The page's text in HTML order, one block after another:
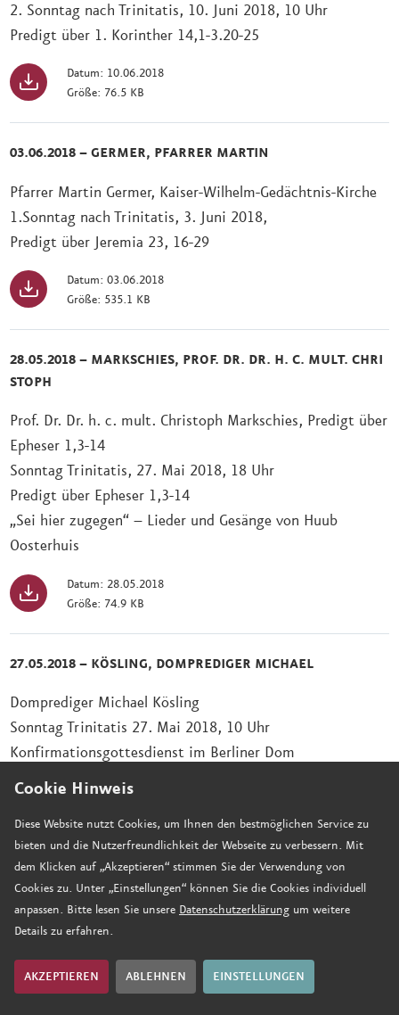
Cookie Hinweis
Diese Website nutzt Cookies, um Ihnen den bestmöglichen Service zu
bieten und die Nutzerfreundlichkeit der Webseite zu verbessern. Mit
dem Klicken auf „Akzeptieren“ stimmen Sie der Verwendung von
Cookies zu. Unter „Einstellungen“ können Sie die Cookies individuell
anpassen. Bitte lesen Sie unsere Datenschutzerklärung um weitere
Details zu erfahren.
AKZEPTIEREN ABLEHNEN EINSTELLUNGEN
2. Sonntag nach Trinitatis, 10. Juni 2018, 10 Uhr
Predigt über 1. Korinther 14,1-3.20-25
Datum: 10.06.2018
Größe: 76.5 KB
03.06.2018 – GERMER, PFARRER MARTIN
Pfarrer Martin Germer, Kaiser-Wilhelm-Gedächtnis-Kirche
1.Sonntag nach Trinitatis, 3. Juni 2018,
Predigt über Jeremia 23, 16-29
Datum: 03.06.2018
Größe: 535.1 KB
28.05.2018 – MARKSCHIES, PROF. DR. DR. H. C. MULT. CHRI
STOPH
Prof. Dr. Dr. h. c. mult. Christoph Markschies, Predigt über
Epheser 1,3-14
Sonntag Trinitatis, 27. Mai 2018, 18 Uhr
Predigt über Epheser 1,3-14
„Sei hier zugegen“ – Lieder und Gesänge von Huub
Oosterhuis
Datum: 28.05.2018
Größe: 74.9 KB
27.05.2018 – KÖSLING, DOMPREDIGER MICHAEL
Domprediger Michael Kösling
Sonntag Trinitatis 27. Mai 2018, 10 Uhr
Konfirmationsgottesdienst im Berliner Dom
Predigt über Epheser 1, 3-14
Datum: 27.05.2018
21.05.2018 – MÜLLER, DOMPREDIGER THOMAS C.
Domprediger Thomas C. Müller
Pfingstmontag, 21. Mai 2018, 10 Uhr
Predigt über Epheser 4,11-16